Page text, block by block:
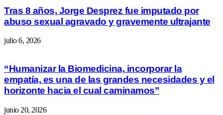
Tras 8 años, Jorge Desprez fue imputado por
abuso sexual agravado y gravemente ultrajante
julio 6, 2026
“Humanizar la Biomedicina, incorporar la
empatía, es una de las grandes necesidades y el
horizonte hacia el cual caminamos”
junio 20, 2026